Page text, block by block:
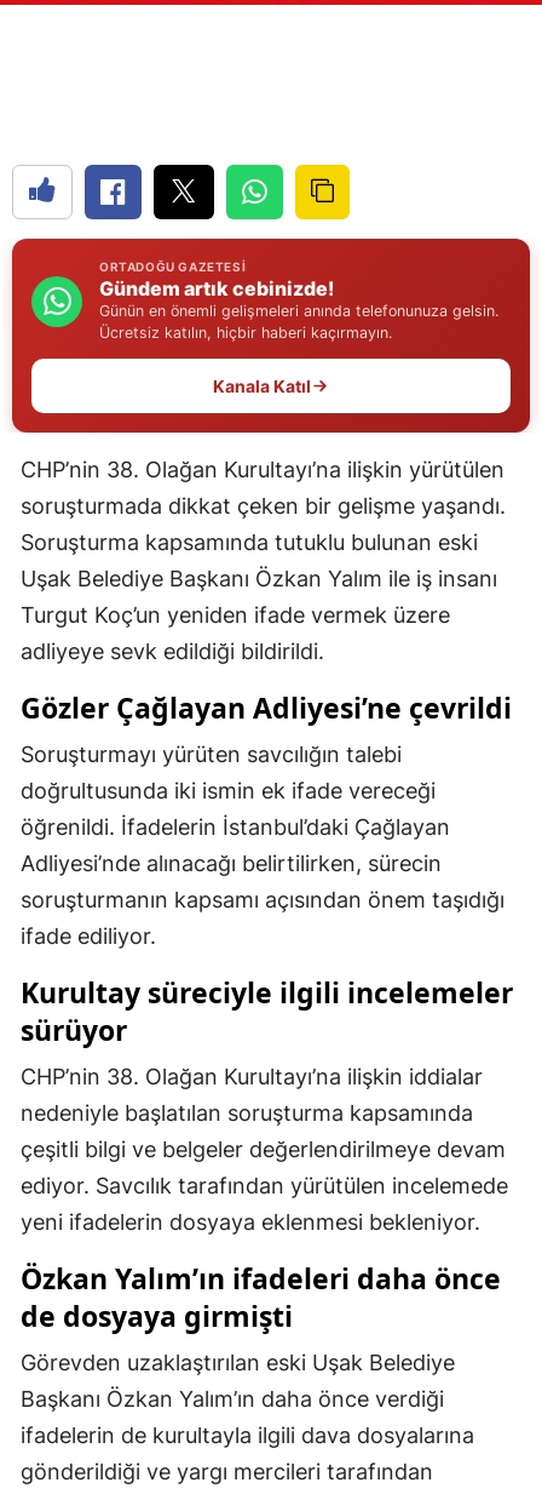
Gaziantep
Giresun
Gümüşhane
Hakkari
Hatay
Isparta
Mersin
İstanbul
İzmir
Kayseri
Kırklareli
Kırşehir
Kütahya
Manisa
Kahramanmaraş
Mardin
Muğla
Muş
Nevşehir
Niğde
Ordu
Rize
ORTADOĞU GAZETESI
Gündem artık cebinizde!
Günün en önemli gelişmeleri anında telefonunuza gelsin.
Ücretsiz katılın, hiçbir haberi kaçırmayın.
Kanala Katıl
CHP’nin 38. Olağan Kurultayı’na ilişkin yürütülen
soruşturmada dikkat çeken bir gelişme yaşandı.
Soruşturma kapsamında tutuklu bulunan eski
Uşak Belediye Başkanı Özkan Yalım ile iş insanı
Turgut Koç’un yeniden ifade vermek üzere
adliyeye sevk edildiği bildirildi.
Gözler Çağlayan Adliyesi’ne çevrildi
Soruşturmayı yürüten savcılığın talebi
doğrultusunda iki ismin ek ifade vereceği
öğrenildi. İfadelerin İstanbul’daki Çağlayan
Adliyesi’nde alınacağı belirtilirken, sürecin
soruşturmanın kapsamı açısından önem taşıdığı
ifade ediliyor.
Kurultay süreciyle ilgili incelemeler
sürüyor
CHP’nin 38. Olağan Kurultayı’na ilişkin iddialar
nedeniyle başlatılan soruşturma kapsamında
çeşitli bilgi ve belgeler değerlendirilmeye devam
ediyor. Savcılık tarafından yürütülen incelemede
yeni ifadelerin dosyaya eklenmesi bekleniyor.
Özkan Yalım’ın ifadeleri daha önce
de dosyaya girmişti
Görevden uzaklaştırılan eski Uşak Belediye
Başkanı Özkan Yalım’ın daha önce verdiği
ifadelerin de kurultayla ilgili dava dosyalarına
gönderildiği ve yargı mercileri tarafından